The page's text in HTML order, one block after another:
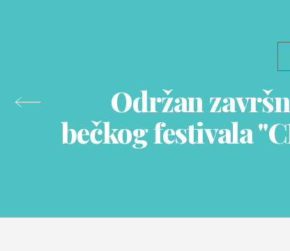
Održan
bečkog festivala